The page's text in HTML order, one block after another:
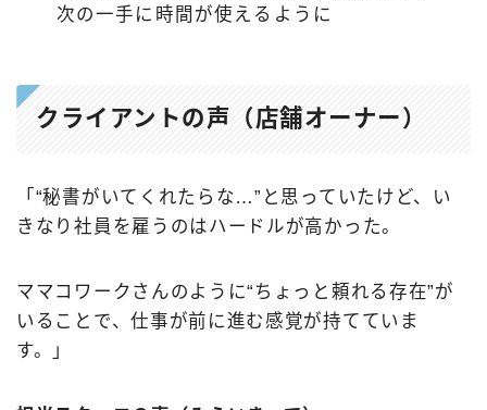
次の一手に時間が使えるように
クライアントの声（店舗オーナー）
「“秘書がいてくれたらな…”と思っていたけど、い
きなり社員を雇うのはハードルが高かった。
ママコワークさんのように“ちょっと頼れる存在”が
いることで、仕事が前に進む感覚が持てていま
す。」